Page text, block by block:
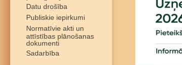
Datu drošība
Publiskie iepirkumi
Normatīvie akti un
attīstības plānošanas
dokumenti
Sadarbība